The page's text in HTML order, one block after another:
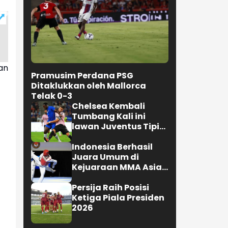
Pramusim Perdana PSG
Ditaklukkan oleh Mallorca
Telak 0-3
Chelsea Kembali
Tumbang Kali ini
lawan Juventus Tipis
Indonesia Berhasil
Juara Umum di
Kejuaraan MMA Asian
Persija Raih Posisi
Ketiga Piala Presiden
2026